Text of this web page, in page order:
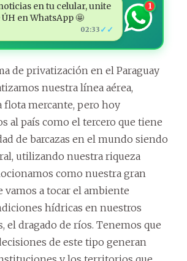
en tu celular, unite
en WhatsApp 🤩
02:33 ✓✓
1
de privatización en el Paraguay
nuestra línea aérea,
flota mercante, pero hoy
al país como el tercero que tiene
de barcazas en el mundo siendo
utilizando nuestra riqueza
como nuestra gran
vamos a tocar el ambiente
hídricas en nuestros
el dragado de ríos. Tenemos que
de este tipo generan